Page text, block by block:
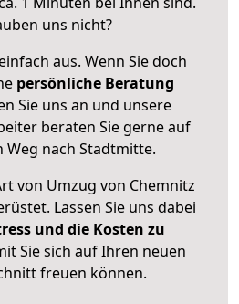
uns nicht?
aus. Wenn Sie doch
persönliche Beratung
Sie uns an und unsere
beraten Sie gerne auf
Weg nach Stadtmitte.
von Umzug von Chemnitz
Lassen Sie uns dabei
und die Kosten zu
Sie sich auf Ihren neuen
freuen können.